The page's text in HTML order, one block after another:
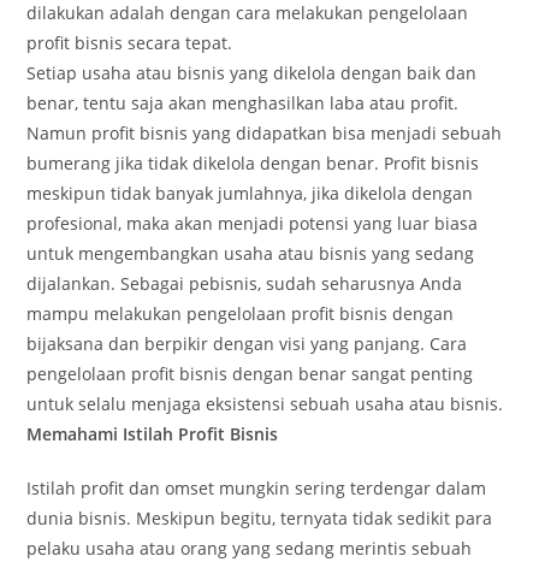
dilakukan adalah dengan cara melakukan pengelolaan
profit bisnis secara tepat.
Setiap usaha atau bisnis yang dikelola dengan baik dan
benar, tentu saja akan menghasilkan laba atau profit.
Namun profit bisnis yang didapatkan bisa menjadi sebuah
bumerang jika tidak dikelola dengan benar. Profit bisnis
meskipun tidak banyak jumlahnya, jika dikelola dengan
profesional, maka akan menjadi potensi yang luar biasa
untuk mengembangkan usaha atau bisnis yang sedang
dijalankan. Sebagai pebisnis, sudah seharusnya Anda
mampu melakukan pengelolaan profit bisnis dengan
bijaksana dan berpikir dengan visi yang panjang. Cara
pengelolaan profit bisnis dengan benar sangat penting
untuk selalu menjaga eksistensi sebuah usaha atau bisnis.
Memahami Istilah Profit Bisnis
Istilah profit dan omset mungkin sering terdengar dalam
dunia bisnis. Meskipun begitu, ternyata tidak sedikit para
pelaku usaha atau orang yang sedang merintis sebuah